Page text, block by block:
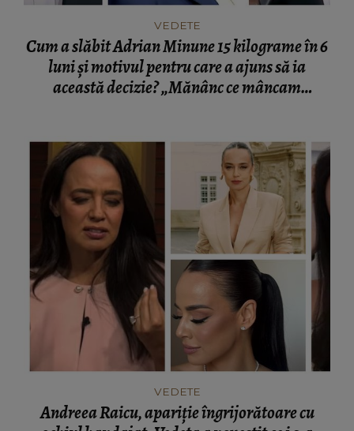
VEDETE
Cum a slăbit Adrian Minune 15 kilograme în 6
luni și motivul pentru care a ajuns să ia
această decizie? „Mănânc ce mâncam
VEDETE
Andreea Raicu, apariție îngrijorătoare cu